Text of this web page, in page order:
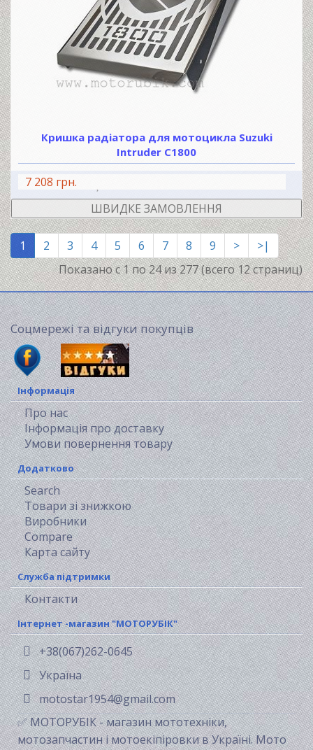
Кришка радіатора для мотоцикла Suzuki
Intruder C1800
7 208 грн.
ШВИДКЕ ЗАМОВЛЕННЯ
1 2 3 4 5 6 7 8 9 >
>|
Показано с 1 по 24 из 277 (всего 12 страниц)
Соцмережі та відгуки покупців
Інформація
Про нас
Інформація про доставку
Умови повернення товару
Додатково
Search
Товари зі знижкою
Виробники
Compare
Карта сайту
Служба підтримки
Контакти
Інтернет -магазин "МОТОРУБІК"
+38(067)262-0645
Україна
motostar1954@gmail.com
✅ МОТОРУБІК - магазин мототехніки,
мотозапчастин і мотоекіпіровки в Україні. Мото